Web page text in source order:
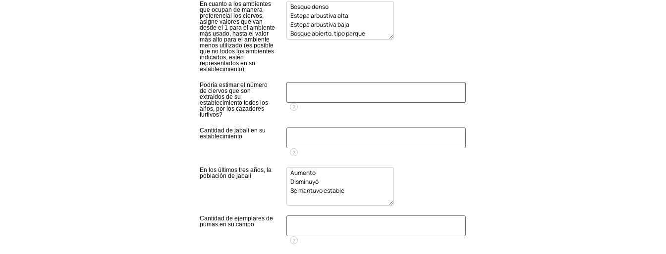
En cuanto a los ambientes
que ocupan de manera
preferencial los ciervos,
asigne valores que van
desde el 1 para el ambiente
más usado, hasta el valor
más alto para el ambiente
menos utilizado (es posible
que no todos los ambientes
indicados, estén
representados en su
establecimiento).
Podría estimar el número
de ciervos que son
extraídos de su
establecimiento todos los
años, por los cazadores
furtivos?
?
Cantidad de jabali en su
establecimiento
?
En los últimos tres años, la
población de jabali
Cantidad de ejemplares de
pumas en su campo
?